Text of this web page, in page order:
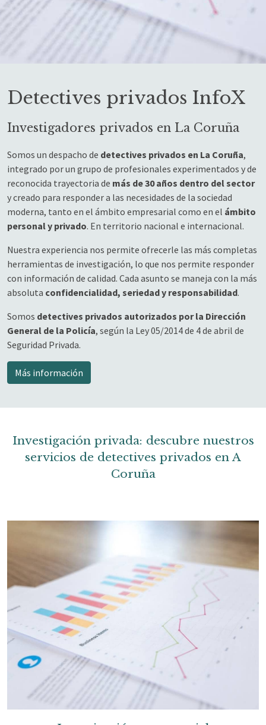
Detectives privados InfoX
Investigadores privados en La Coruña
Somos un despacho de detectives privados en La Coruña,
integrado por un grupo de profesionales experimentados y de
reconocida trayectoria de más de 30 años dentro del sector
y creado para responder a las necesidades de la sociedad
moderna, tanto en el ámbito empresarial como en el ámbito
personal y privado. En territorio nacional e internacional.
Nuestra experiencia nos permite ofrecerle las más completas
herramientas de investigación, lo que nos permite responder
con información de calidad. Cada asunto se maneja con la más
absoluta confidencialidad, seriedad y responsabilidad.
Somos detectives privados autorizados por la Dirección
General de la Policía, según la Ley 05/2014 de 4 de abril de
Seguridad Privada.
Más información
Investigación privada: descubre nuestros
servicios de detectives privados en A
Coruña